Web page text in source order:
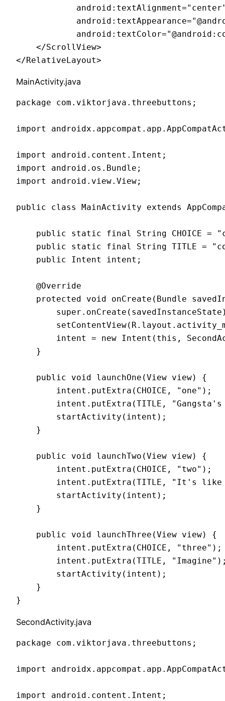
    </ScrollView>
</RelativeLayout>
MainActivity.java
package com.viktorjava.threebuttons;
import
import android.content.Intent;
import android.os.Bundle;
import android.view.View;
public class MainActivity extends
public static final String CHOICE =
public static final String TITLE =
    public Intent intent;
    @Override
protected void onCreate(Bundle
intent = new Intent(this,
    }
    public void launchOne(View view) {
        intent.putExtra(CHOICE, "one");
intent.putExtra(TITLE, "Gangsta's
        startActivity(intent);
    }
    public void launchTwo(View view) {
        intent.putExtra(CHOICE, "two");
intent.putExtra(TITLE, "It's like
        startActivity(intent);
    }
    public void launchThree(View view) {
        intent.putExtra(CHOICE, "three");
intent.putExtra(TITLE,
        startActivity(intent);
    }
}
SecondActivity.java
package com.viktorjava.threebuttons;
import
import android.content.Intent;